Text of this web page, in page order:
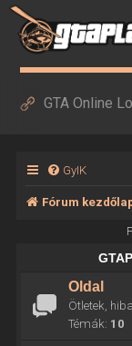
GTA Online
GyIK
Fórum
Oldal
Ötletek,
Témák: 10